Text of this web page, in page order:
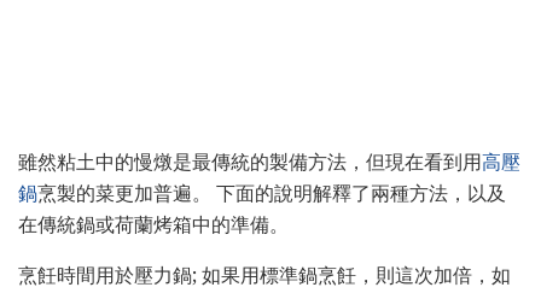
雖然粘土中的慢燉是最傳統的製備方法，但現在看到用高壓
鍋烹製的菜更加普遍。 下面的說明解釋了兩種方法，以及
在傳統鍋或荷蘭烤箱中的準備。
烹飪時間用於壓力鍋; 如果用標準鍋烹飪，則這次加倍，如